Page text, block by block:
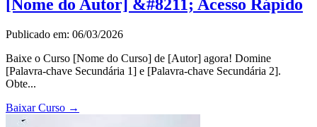
[Nome do Autor] &#8211; Acesso Rápido
Publicado em: 06/03/2026
Baixe o Curso [Nome do Curso] de [Autor] agora! Domine
[Palavra-chave Secundária 1] e [Palavra-chave Secundária 2].
Obte...
Baixar Curso →